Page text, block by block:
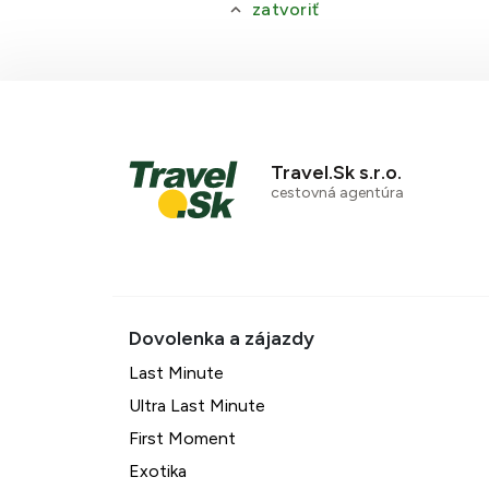
zatvoriť
Travel.Sk s.r.o.
cestovná agentúra
Last Minute
Ultra Last Minute
First Moment
Exotika